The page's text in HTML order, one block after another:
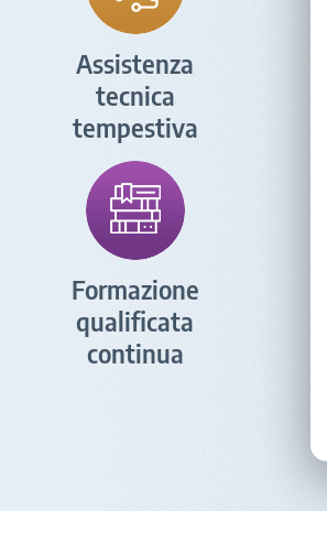
Assistenza
tecnica
tempestiva
Formazione
qualificata
continua